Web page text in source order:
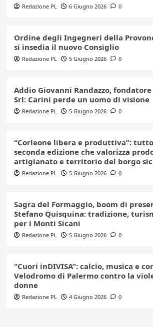
Redazione PL 6 Giugno 2026 0
Ordine degli Ingegneri della
si insedia il nuovo Consiglio
Redazione PL 5 Giugno 2026 0
Addio Giovanni Randazzo,
Srl: Carini perde un uomo di visione
Redazione PL 5 Giugno 2026 0
“Corleone libera e produttiva”:
seconda edizione che valorizza
artigianato e territorio del borgo
Redazione PL 5 Giugno 2026 0
Sagra del Formaggio, boom di
Stefano Quisquina: tradizione,
per i Monti Sicani
Redazione PL 5 Giugno 2026 0
“Cuori inDIVISA”: calcio, musica e
Velodromo di Palermo contro la
donne
Redazione PL 4 Giugno 2026 0